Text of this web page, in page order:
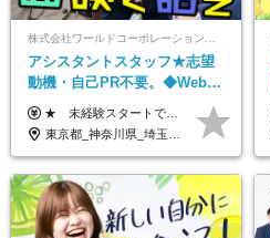
アシスタントスタッフ★志望
動機・自己PR不要。◆Web面
談OK◆完全週休2日◆年収700
万円可/p13
★ 未経験スタートでも月収40万円以上も目指せます！ ★ ★ 試用期間6か月あり／給与・待遇に変更なし ★ ＼パターン①orパターン②で給与形態の選択が可能／ ＜パターン①＞ 月給+交通費+（残業代は全額別途支給） 【首都圏・関東・北信越】 月給30.0万円以上 【関西】 月給27.5万円以上 【中部】 月給26.5万円以上 【東北】 月給24.5万円以上 【北海道】 月給24.0万円以上 【九州・中四国】 月給25.5万円以上 ＜パターン②＞ 月給（固定残業代20H含む）+交通費+賞与年2回+残業代 （※20H場合を超過した場合は全額別途支給） 【首都圏・関東・北信越】 月給25.0万円以上 【関 西・中部】 月給24.5万円以上 【東 北・北海道・九州・中四国】 月給23.5万円以上 ※上記給与には固定残業代（月20H分）を含みます 固定残業代は残業の有無に関わらず支給し、超過分は別途全額支給いたします ①②の給与形態はご本人様と相談の上、最終的に会社が決定いたします （内定時に通知） ■給与改定年1回 ■(※)賞与年2回（昨年度支給実績2回／頑張りを評価） (※)支給条件に規定あり
東京都_神奈川県_埼玉県_千葉県_大阪府_愛知県_北海道_青森県_岩手県_宮城県_秋田県_山形県_福島県_茨城県_栃木県_群馬県_新潟県_山梨県_長野県_富山県_石川県_福井県_静岡県_岐阜県_三重県_兵庫県_京都府_滋賀県_奈良県_和歌山県_広島県_岡山県_鳥取県_島根県_山口県_徳島県_香川県_愛媛県_高知県_福岡県_佐賀県_長崎県_大分県_宮崎県_鹿児島県_沖縄県